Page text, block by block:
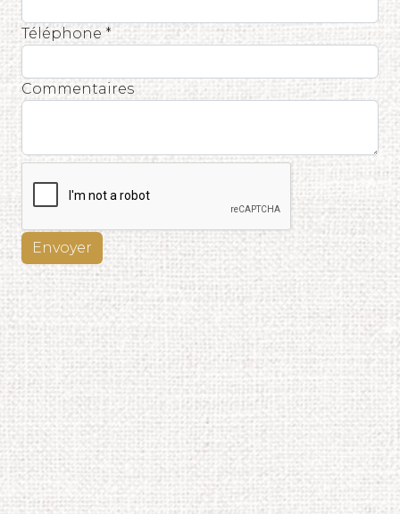
Téléphone *
Commentaires
Envoyer